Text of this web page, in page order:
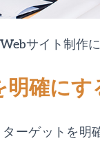
サイト制作
明確にす
ーゲットを明